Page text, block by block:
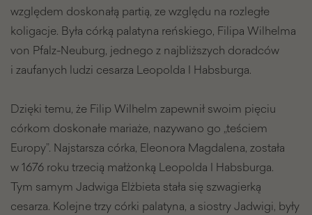
względem doskonałą partią, ze względu na rozległe
koligacje. Była córką palatyna reńskiego, Filipa Wilhelma
von Pfalz-Neuburg, jednego z najbliższych doradców
i zaufanych ludzi cesarza Leopolda I Habsburga.
Dzięki temu, że Filip Wilhelm zapewnił swoim pięciu
córkom doskonałe mariaże, nazywano go „teściem
Europy”. Najstarsza córka, Eleonora Magdalena, została
w 1676 roku trzecią małżonką Leopolda I Habsburga.
Tym samym Jadwiga Elżbieta stała się szwagierką
cesarza. Kolejne trzy córki palatyna, a siostry Jadwigi, były